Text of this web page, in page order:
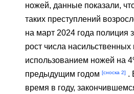
ножей, данные показали,
таких преступлений
на март 2024 года полиция
рост числа насильственных
использованием ножей на
предыдущим годом [сноска 2] .
время в году,